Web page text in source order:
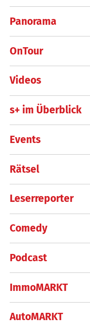
Panorama
OnTour
Videos
s+ im Überblick
Events
Rätsel
Leserreporter
Comedy
Podcast
ImmoMARKT
AutoMARKT